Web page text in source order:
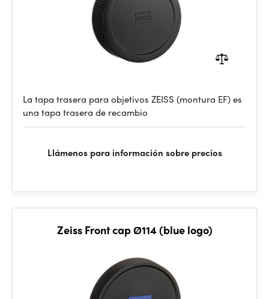
La tapa trasera para objetivos ZEISS (montura EF) es
una tapa trasera de recambio
Llámenos para información sobre precios
Zeiss Front cap Ø114 (blue logo)